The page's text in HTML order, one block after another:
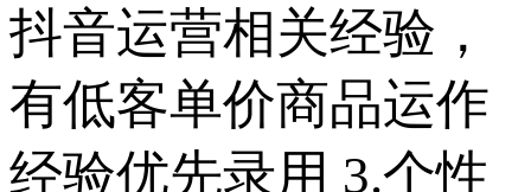
抖音运营相关经验，
有低客单价商品运作
经验优先录用 3.个性